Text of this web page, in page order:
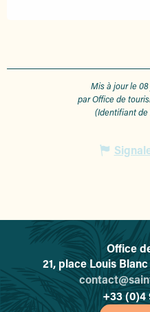
Mis à jour le 08
par Office de
(Identifiant de
Office
21, place Louis
+33 (0)4